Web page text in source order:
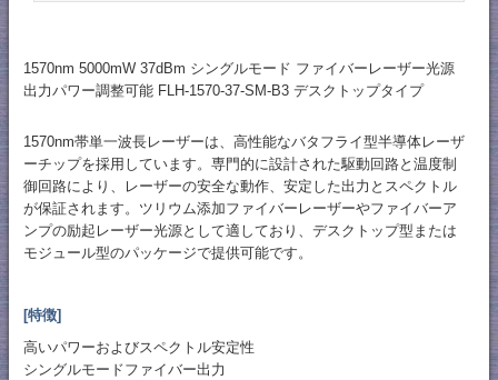
1570nm 5000mW 37dBm シングルモード ファイバーレーザー光源
出力パワー調整可能 FLH-1570-37-SM-B3 デスクトップタイプ
1570nm帯単一波長レーザーは、高性能なバタフライ型半導体レーザ
ーチップを採用しています。専門的に設計された駆動回路と温度制
御回路により、レーザーの安全な動作、安定した出力とスペクトル
が保証されます。ツリウム添加ファイバーレーザーやファイバーア
ンプの励起レーザー光源として適しており、デスクトップ型または
モジュール型のパッケージで提供可能です。
[特徴]
高いパワーおよびスペクトル安定性
シングルモードファイバー出力